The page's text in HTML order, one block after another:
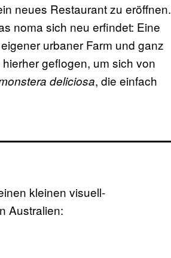
neues Restaurant zu eröffnen.
noma sich neu erfindet: Eine
urbaner Farm und ganz
geflogen, um sich von
deliciosa, die einfach
kleinen visuell-
Australien: